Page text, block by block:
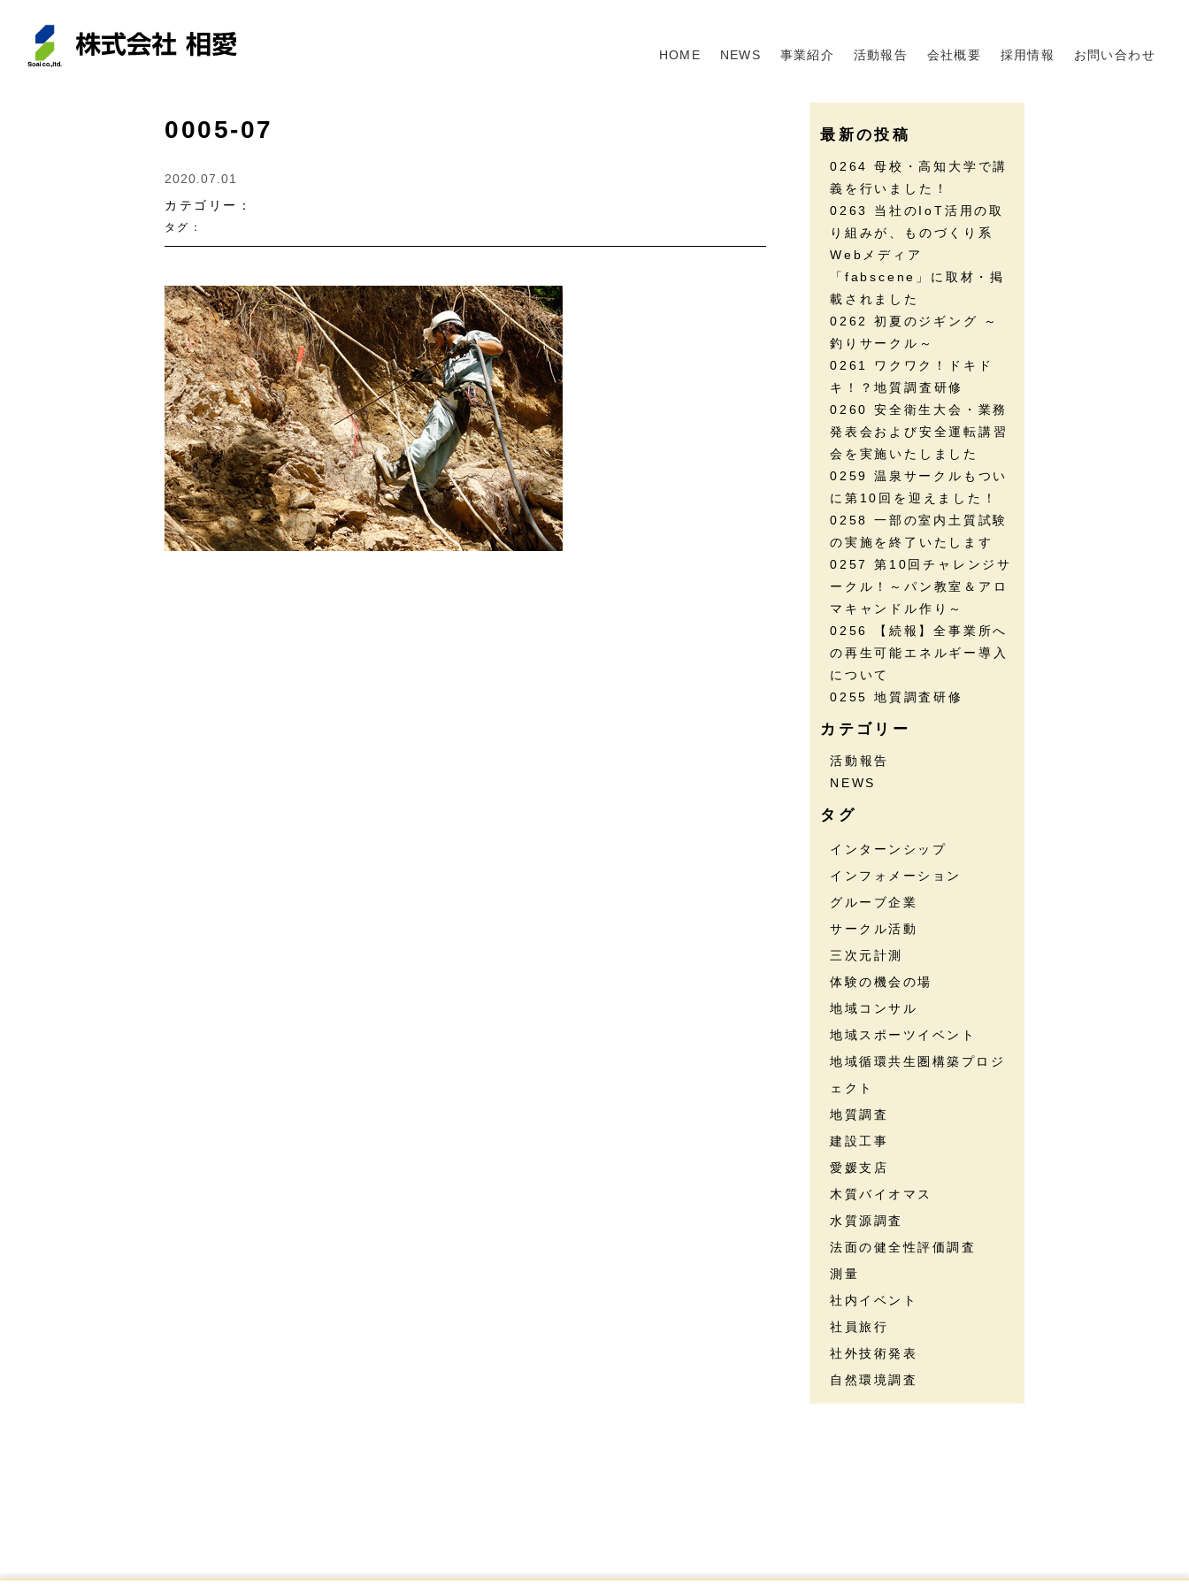
HOME NEWS 事業紹介 活動報告 会社概要 採用情報 お問い合わせ
0005-07
2020.07.01
カテゴリー：
タグ：
最新の投稿
0264 母校・高知大学で講
義を行いました！
0263 当社のIoT活用の取
り組みが、ものづくり系
Webメディア
「fabscene」に取材・掲
載されました
0262 初夏のジギング ～
釣りサークル～
0261 ワクワク！ドキド
キ！？地質調査研修
0260 安全衛生大会・業務
発表会および安全運転講習
会を実施いたしました
0259 温泉サークルもつい
に第10回を迎えました！
0258 一部の室内土質試験
の実施を終了いたします
0257 第10回チャレンジサ
ークル！～パン教室＆アロ
マキャンドル作り～
0256 【続報】全事業所へ
の再生可能エネルギー導入
について
0255 地質調査研修
カテゴリー
活動報告
NEWS
タグ
インターンシップ
インフォメーション
グルーブ企業
サークル活動
三次元計測
体験の機会の場
地域コンサル
地域スポーツイベント
地域循環共生圏構築プロジ
ェクト
地質調査
建設工事
愛媛支店
木質バイオマス
水質源調査
法面の健全性評価調査
測量
社内イベント
社員旅行
社外技術発表
自然環境調査